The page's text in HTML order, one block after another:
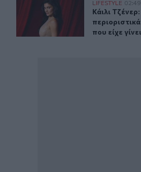
Κάιλι Τζένερ: ΤριετήLIFESTYLE 02:49
Κάιλι
Κάιλι
που είχε